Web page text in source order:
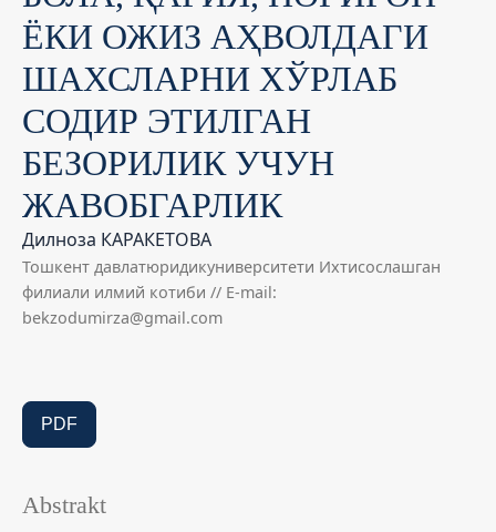
ЁКИ ОЖИЗ АҲВОЛДАГИ
ШАХСЛАРНИ ХЎРЛАБ
СОДИР ЭТИЛГАН
БЕЗОРИЛИК УЧУН
ЖАВОБГАРЛИК
Дилноза КАРАКЕТОВА
Тошкент давлатюридикуниверситети Ихтисослашган
филиали илмий котиби // E-mail:
bekzodumirza@gmail.com
PDF
Abstrakt